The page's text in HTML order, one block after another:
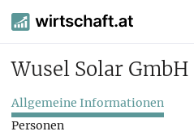
Wusel Solar GmbH
Allgemeine Informationen
Personen